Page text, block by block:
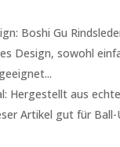
Boshi Gu
Design, sowohl
Hergestellt aus
Artikel gut für Ball-